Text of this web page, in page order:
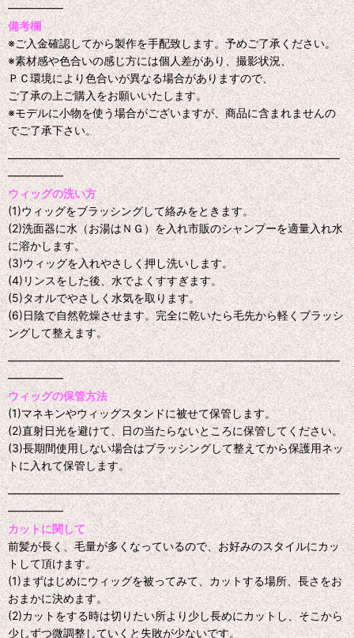
━━━━━
備考欄
※ご入金確認してから製作を手配致します。予めご了承ください。
※素材感や色合いの感じ方には個人差があり、撮影状況、
ＰＣ環境により色合いが異なる場合がありますので、
ご了承の上ご購入をお願いいたします。
※モデルに小物を使う場合がございますが、商品に含まれませんの
でご了承下さい。
━━━━━━━━━━━━━━━━━━━━━━━━━━━━━━
━━━━━
ウィッグの洗い方
(1)ウィッグをブラッシングして絡みをときます。
(2)洗面器に水（お湯はＮＧ）を入れ市販のシャンプーを適量入れ水
に溶かします。
(3)ウィッグを入れやさしく押し洗いします。
(4)リンスをした後、水でよくすすぎます。
(5)タオルでやさしく水気を取ります。
(6)日陰で自然乾燥させます。完全に乾いたら毛先から軽くブラッシ
ングして整えます。
━━━━━━━━━━━━━━━━━━━━━━━━━━━━━━
━━━━━
ウィッグの保管方法
(1)マネキンやウィッグスタンドに被せて保管します。
(2)直射日光を避けて、日の当たらないところに保管してください。
(3)長期間使用しない場合はブラッシングして整えてから保護用ネッ
トに入れて保管します。
━━━━━━━━━━━━━━━━━━━━━━━━━━━━━━
━━━━━
カットに関して
前髪が長く、毛量が多くなっているので、お好みのスタイルにカッ
トして頂けます。
(1)まずはじめにウィッグを被ってみて、カットする場所、長さをお
おまかに決めます。
(2)カットをする時は切りたい所より少し長めにカットし、そこから
少しずつ微調整していくと失敗が少ないです。